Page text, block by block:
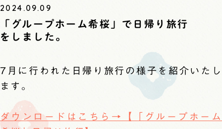
2024.09.09
「グループホーム希桜」で日帰り旅行
をしました。
7月に行われた日帰り旅行の様子を紹介いたし
ます。
ダウンロードはこちら→【「グループホーム